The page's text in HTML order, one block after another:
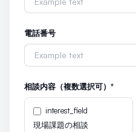
電話番号
相談内容（複数選択可） *
interest_field
現場課題の相談